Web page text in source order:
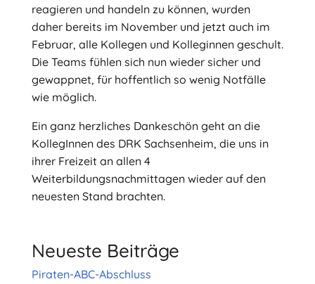
reagieren und handeln zu können, wurden
daher bereits im November und jetzt auch im
Februar, alle Kollegen und Kolleginnen geschult.
Die Teams fühlen sich nun wieder sicher und
gewappnet, für hoffentlich so wenig Notfälle
wie möglich.
Ein ganz herzliches Dankeschön geht an die
KollegInnen des DRK Sachsenheim, die uns in
ihrer Freizeit an allen 4
Weiterbildungsnachmittagen wieder auf den
neuesten Stand brachten.
Neueste Beiträge
Piraten-ABC-Abschluss